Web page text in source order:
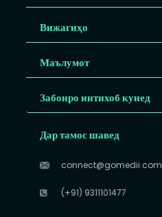
Вижагиҳо
Маълумот
Забонро интихоб кунед
Дар тамос шавед
connect@gomedii.com
(+91) 9311101477